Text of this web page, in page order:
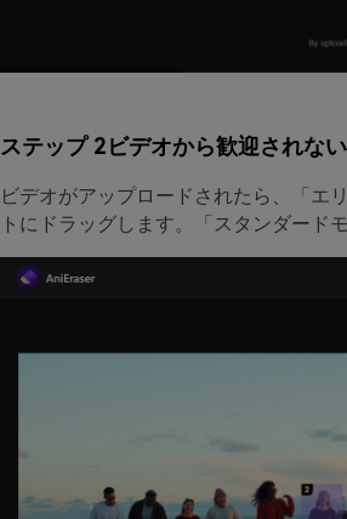
ステップ 2ビデオから歓迎されな
ビデオがアップロードされたら、「エ
トにドラッグします。「スタンダード